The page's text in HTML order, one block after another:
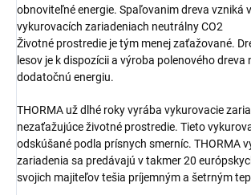
obnoviteľné energie. Spaľovanim dreva vzniká
vykurovacích zariadeniach neutrálny CO2
Životné prostredie je tým menej zaťažované.
lesov je k dispozícii a výroba polenového dreva
dodatočnú energiu.
THORMA už dlhé roky vyrába vykurovacie
nezaťažujúce životné prostredie. Tieto
odskúšané podla prísnych smerníc. THORMA
zariadenia sa predávajú v takmer 20
svojich majiteľov tešia príjemným a šetrným